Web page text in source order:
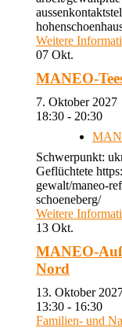
Weitere
07 Okt.
MANEO-
7. Oktober
18:30 - 20:30
Schwerpunkt:
Geflüchtete
gewalt/maneo-
schoeneberg/
Weitere
13 Okt.
MANEO-
Nord
13. Oktober
13:30 - 16:30
Familien- und